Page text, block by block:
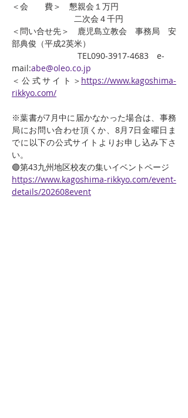
＜会　　費＞　懇親会１万円
二次会４千円
＜問い合せ先＞　鹿児島立教会　事務局　安
部典俊（平成2英米）
TEL090-3917-4683　e-
mail:abe@oleo.co.jp
＜公式サイト＞ https://www.kagoshima-
rikkyo.com/
※葉書が7月中に届かなかった場合は、事務
局にお問い合わせ頂くか、8月7日金曜日ま
でに以下の公式サイトよりお申し込み下さ
い。
🟣第43九州地区校友の集いイベントページ
https://www.kagoshima-rikkyo.com/event-
details/202608event